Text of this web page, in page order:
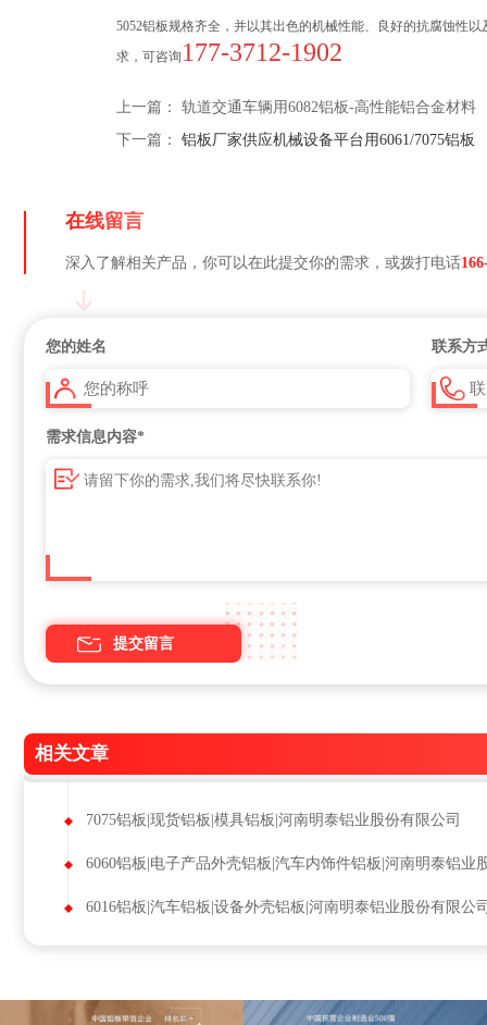
5052铝板规格齐全，并以其出色的机械性能、良好的抗腐蚀性
求，可咨询 177-3712-1902
上一篇：
轨道交通车辆用6082铝板-高性能铝合金材料
下一篇：
铝板厂家供应机械设备平台用6061/7075铝板
在线留言
深入了解相关产品，你可以在此提交你的需求，或拨打电话
您的姓名 联系方
需求信息内容*
相关文章
7075铝板|现货铝板|模具铝板|河南明泰铝业股份有限公司
6016铝板|汽车铝板|设备外壳铝板|河南明泰铝业股份有限公